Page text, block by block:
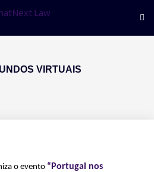
VIRTUAIS
o evento “Portugal nos